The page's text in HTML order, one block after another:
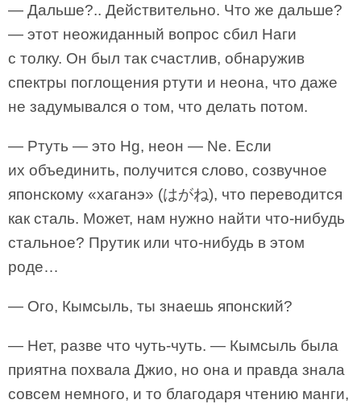
— Дальше?.. Действительно. Что же дальше?
— этот неожиданный вопрос сбил Наги
с толку. Он был так счастлив, обнаружив
спектры поглощения ртути и неона, что даже
не задумывался о том, что делать потом.
— Ртуть — это Hg, неон — Ne. Если
их объединить, получится слово, созвучное
японскому «хаганэ» (はがね), что переводится
как сталь. Может, нам нужно найти что-нибудь
стальное? Прутик или что-нибудь в этом
роде…
— Ого, Кымсыль, ты знаешь японский?
— Нет, разве что чуть-чуть. — Кымсыль была
приятна похвала Джио, но она и правда знала
совсем немного, и то благодаря чтению манги,